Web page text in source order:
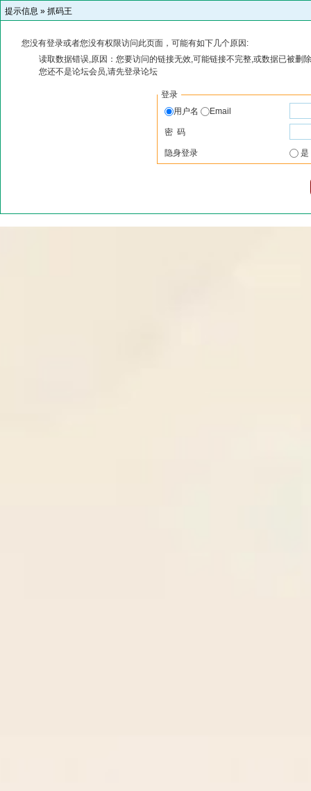
提示信息 » 抓码王
您没有登录或者您没有权限访问此页面，可能有如下几个原因:
读取数据错误,原因：您要访问的链接无效,可能链接不完整,或数据已被删
您还不是论坛会员,请先登录论坛
登录
用户名
Email
密 码
隐身登录